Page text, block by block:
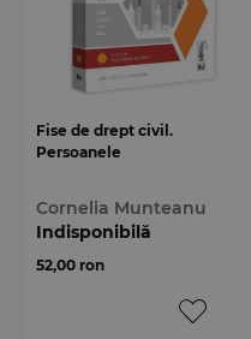
Fise de drept civil.
Persoanele
Cornelia Munteanu
Indisponibilă
52,00 ron